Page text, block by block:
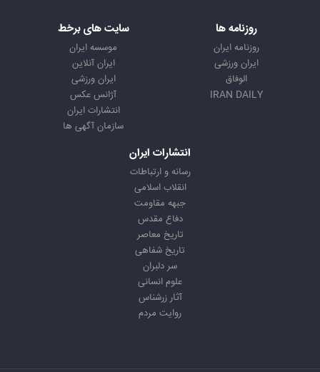
روزنامه ها
روزنامه ایران
ایران ورزشی
الوفاق
IRAN DAILY
سایت های برخط
موسسه ایران
ایران آنلاین
ایران ورزشی
آژانس عکس
انتشارات ایران
سازمان آگهی ها
انتشارات ایران
رسانه و ارتباطات
انقلاب اسلامی
جبهه مقاومت
دفاع مقدس
تاریخ معاصر
تاریخ شفاهی
سر دلبران
علوم انسانی
آثار زرشناس
روایت مردم